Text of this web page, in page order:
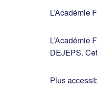
L’Académie
L’Académie
DEJEPS.
Plus